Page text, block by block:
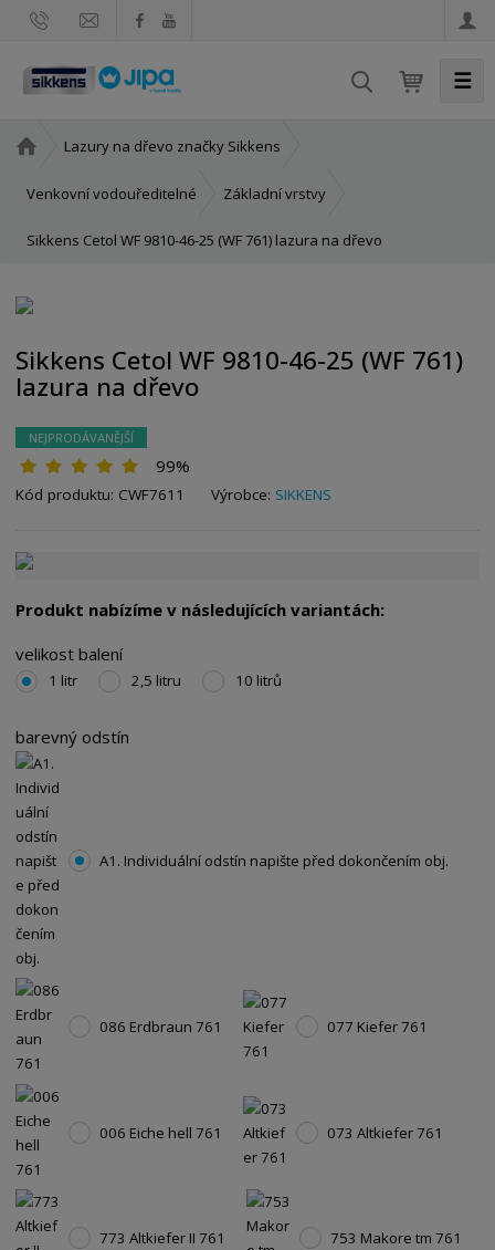
a
☰
o
n
a
n
Lazury na dřevo značky Sikkens
Venkovní vodouředitelné Základní vrstvy
Sikkens Cetol WF 9810-46-25 (WF 761) lazura na dřevo
Sikkens Cetol WF 9810-46-25 (WF 761)
lazura na dřevo
NEJPRODÁVANĚJŠÍ
99%
Kód produktu: CWF7611 Výrobce: SIKKENS
Produkt nabízíme v následujících variantách:
velikost balení
1 litr 2,5 litru 10 litrů
barevný odstín
A1. Individuální odstín napište před dokončením obj.
086 Erdbraun 761 077 Kiefer 761
006 Eiche hell 761 073 Altkiefer 761
773 Altkiefer II 761 753 Makore tm 761